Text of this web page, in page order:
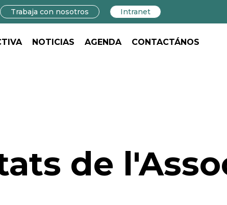
Trabaja con nosotros Intranet
NOTICIAS AGENDA CONTACTÁNOS
de